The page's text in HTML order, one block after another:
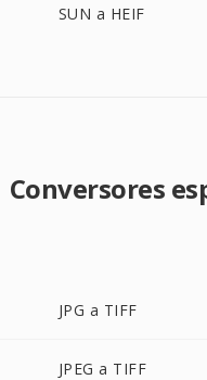
SUN a HEIF
Conversores
JPG a TIFF
JPEG a TIFF